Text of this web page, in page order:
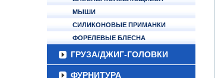
МЫШИ
СИЛИКОНОВЫЕ ПРИМАНКИ
ФОРЕЛЕВЫЕ БЛЕСНА
ГРУЗА/ДЖИГ-ГОЛОВКИ
ФУРНИТУРА